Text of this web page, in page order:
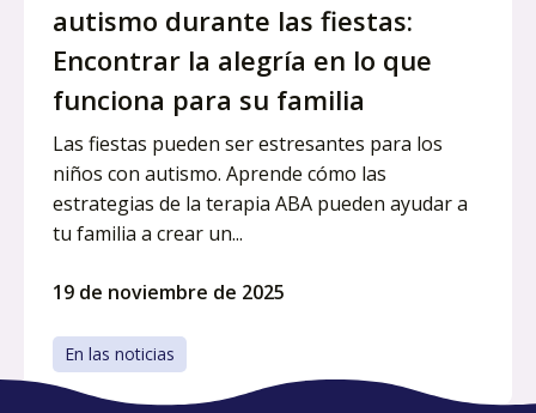
autismo durante las fiestas:
Encontrar la alegría en lo que
funciona para su familia
Las fiestas pueden ser estresantes para los
niños con autismo. Aprende cómo las
estrategias de la terapia ABA pueden ayudar a
tu familia a crear un...
19 de noviembre de 2025
En las noticias